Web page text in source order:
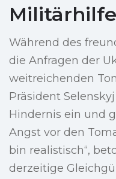
Während des
die Anfragen der
weitreichenden
Präsident
Hindernis ein und
Angst vor den
bin realistisch“,
derzeitige